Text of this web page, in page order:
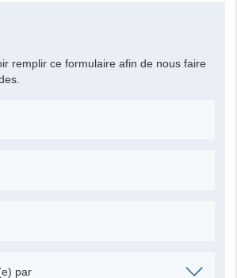
remplir ce formulaire afin de nous faire